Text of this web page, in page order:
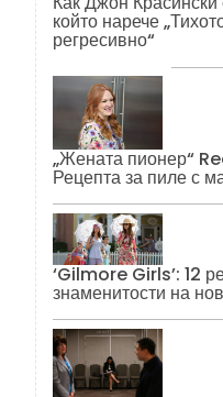
който нарече
регресивно“
„Жената пионер“
Рецепта за пиле с
‘Gilmore Girls’: 12
знаменитости на